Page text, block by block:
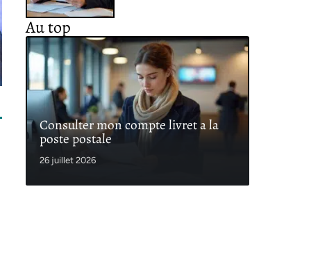
Au top
Consulter mon compte livret a la
poste postale
26 juillet 2026